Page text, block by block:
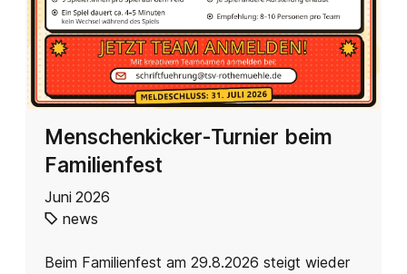
Menschenkicker-Turnier beim
Familienfest
Juni 2026
news
Beim Familienfest am 29.8.2026 steigt wieder